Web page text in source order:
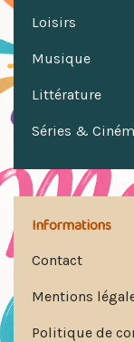
Loisirs
Musique
Littérature
Séries &
Informations
Contact
Mentions
Politique de